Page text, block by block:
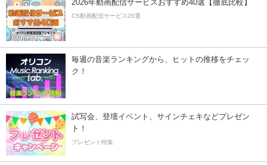
2026年動画配信サービスおすすめ40選【徹底比較】
CS動画配信サービス20選
毎週の音楽ランキングから、ヒットの推移をチェッ
ク！
試写会、登壇イベント、サインチェキなどプレゼン
ト！
プレゼント特集